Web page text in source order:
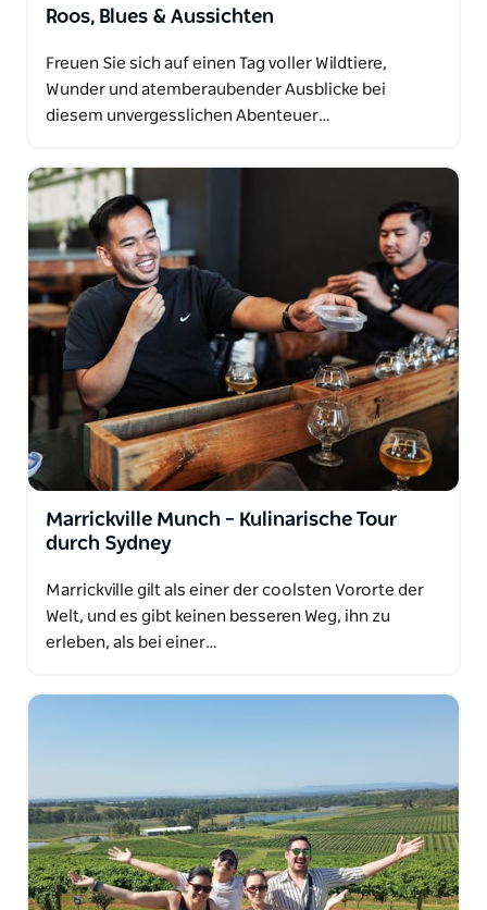
Roos, Blues & Aussichten
Freuen Sie sich auf einen Tag voller Wildtiere,
Wunder und atemberaubender Ausblicke bei
diesem unvergesslichen Abenteuer…
Marrickville Munch – Kulinarische Tour
durch Sydney
Marrickville gilt als einer der coolsten Vororte der
Welt, und es gibt keinen besseren Weg, ihn zu
erleben, als bei einer…